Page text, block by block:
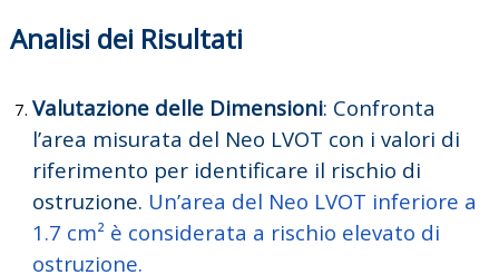
Analisi dei Risultati
Valutazione delle Dimensioni: Confronta
l’area misurata del Neo LVOT con i valori di
riferimento per identificare il rischio di
ostruzione. Un’area del Neo LVOT inferiore a
1.7 cm² è considerata a rischio elevato di
ostruzione.